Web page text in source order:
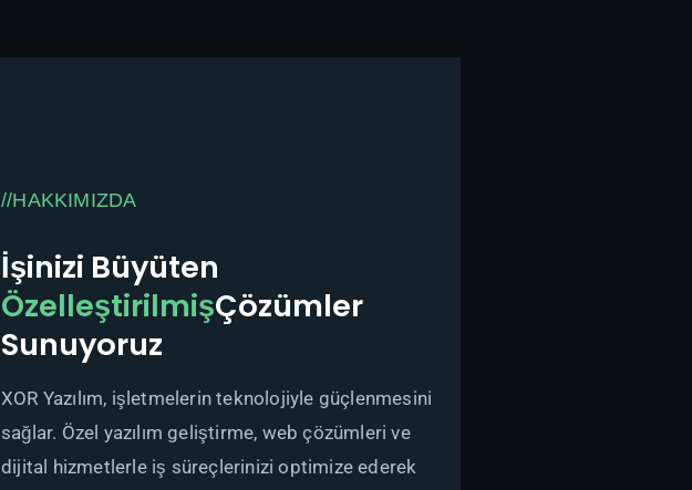
//HAKKIMIZDA
İşinizi Büyüten
ÖzelleştirilmişÇözümler
Sunuyoruz
XOR Yazılım, işletmelerin teknolojiyle güçlenmesini
sağlar. Özel yazılım geliştirme, web çözümleri ve
dijital hizmetlerle iş süreçlerinizi optimize ederek